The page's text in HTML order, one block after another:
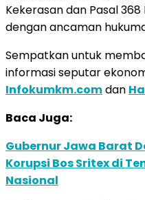
Kekerasan dan Pasal
dengan ancaman
Sempatkan untuk
informasi seputar
Infokumkm.comdan
Baca Juga:
Gubernur Jawa Barat
Korupsi Bos Sritex di
Nasional